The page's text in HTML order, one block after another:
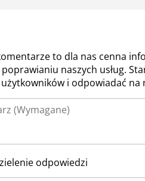
to dla nas cenna
naszych usług.
i odpowiadać na
odpowiedzi